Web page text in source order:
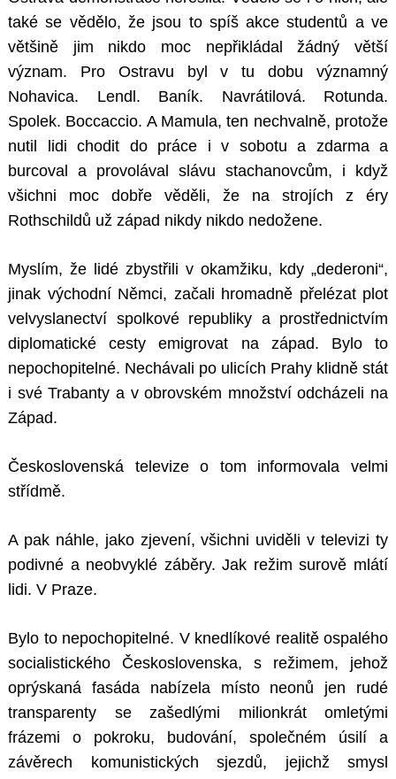
také se vědělo, že jsou to spíš akce studentů a ve
většině jim nikdo moc nepřikládal žádný větší
význam. Pro Ostravu byl v tu dobu významný
Nohavica. Lendl. Baník. Navrátilová. Rotunda.
Spolek. Boccaccio. A Mamula, ten nechvalně, protože
nutil lidi chodit do práce i v sobotu a zdarma a
burcoval a provolával slávu stachanovcům, i když
všichni moc dobře věděli, že na strojích z éry
Rothschildů už západ nikdy nikdo nedožene.
Myslím, že lidé zbystřili v okamžiku, kdy „dederoni“,
jinak východní Němci, začali hromadně přelézat plot
velvyslanectví spolkové republiky a prostřednictvím
diplomatické cesty emigrovat na západ. Bylo to
nepochopitelné. Nechávali po ulicích Prahy klidně stát
i své Trabanty a v obrovském množství odcházeli na
Západ.
Československá televize o tom informovala velmi
střídmě.
A pak náhle, jako zjevení, všichni uviděli v televizi ty
podivné a neobvyklé záběry. Jak režim surově mlátí
lidi. V Praze.
Bylo to nepochopitelné. V knedlíkové realitě ospalého
socialistického Československa, s režimem, jehož
oprýskaná fasáda nabízela místo neonů jen rudé
transparenty se zašedlými milionkrát omletými
frázemi o pokroku, budování, společném úsilí a
závěrech komunistických sjezdů, jejichž smysl